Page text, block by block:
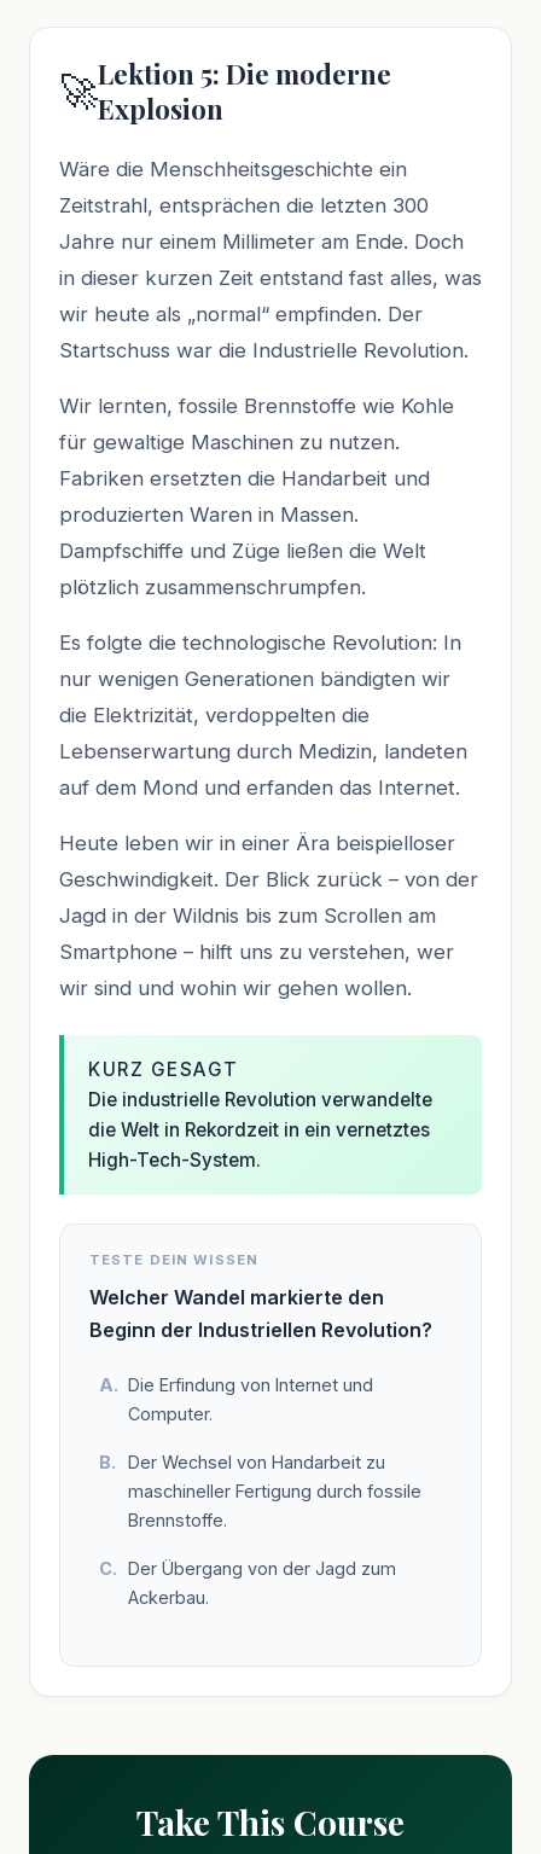
🚀Lektion 5: Die moderne
Explosion
Wäre die Menschheitsgeschichte ein
Zeitstrahl, entsprächen die letzten 300
Jahre nur einem Millimeter am Ende. Doch
in dieser kurzen Zeit entstand fast alles, was
wir heute als „normal“ empfinden. Der
Startschuss war die Industrielle Revolution.
Wir lernten, fossile Brennstoffe wie Kohle
für gewaltige Maschinen zu nutzen.
Fabriken ersetzten die Handarbeit und
produzierten Waren in Massen.
Dampfschiffe und Züge ließen die Welt
plötzlich zusammenschrumpfen.
Es folgte die technologische Revolution: In
nur wenigen Generationen bändigten wir
die Elektrizität, verdoppelten die
Lebenserwartung durch Medizin, landeten
auf dem Mond und erfanden das Internet.
Heute leben wir in einer Ära beispielloser
Geschwindigkeit. Der Blick zurück – von der
Jagd in der Wildnis bis zum Scrollen am
Smartphone – hilft uns zu verstehen, wer
wir sind und wohin wir gehen wollen.
KURZ GESAGT
Die industrielle Revolution verwandelte
die Welt in Rekordzeit in ein vernetztes
High-Tech-System.
TESTE DEIN WISSEN
Welcher Wandel markierte den
Beginn der Industriellen Revolution?
Die Erfindung von Internet und
Computer.
Der Wechsel von Handarbeit zu
maschineller Fertigung durch fossile
Brennstoffe.
Der Übergang von der Jagd zum
Ackerbau.
Take This Course